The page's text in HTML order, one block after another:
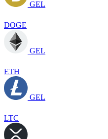
GEL
DOGE
GEL
ETH
GEL
LTC